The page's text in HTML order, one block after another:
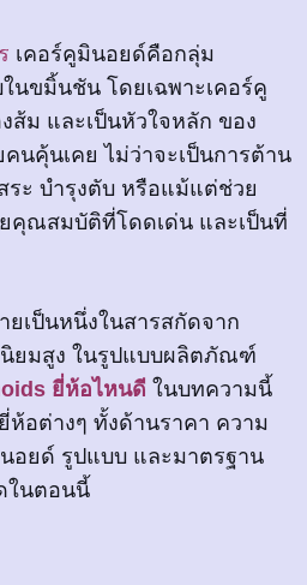
เคอร์คูมินอยด์คือกลุ่ม
นขมิ้นชัน โดยเฉพาะเคอร์คู
ส้ม และเป็นหัวใจหลัก ของ
นคุ้นเคย ไม่ว่าจะเป็นการต้าน
ระ บำรุงตับ หรือแม้แต่ช่วย
คุณสมบัติที่โดดเด่น และเป็นที่
เป็นหนึ่งในสารสกัดจาก
ยมสูง ในรูปแบบผลิตภัณฑ์
ยี่ห้อไหนดี ในบทความนี้
ห้อต่างๆ ทั้งด้านราคา ความ
อยด์ รูปแบบ และมาตรฐาน
ในตอนนี้